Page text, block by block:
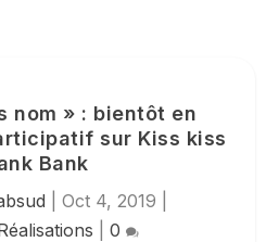
nom » : bientôt en
sur Kiss kiss
Bank
Oct 4, 2019
0